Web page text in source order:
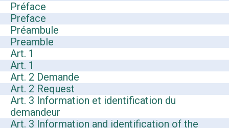
Préface
Preface
Préambule
Preamble
Art. 1
Art. 1
Art. 2 Demande
Art. 2 Request
Art. 3 Information et identification du
demandeur
Art. 3 Information and identification of the